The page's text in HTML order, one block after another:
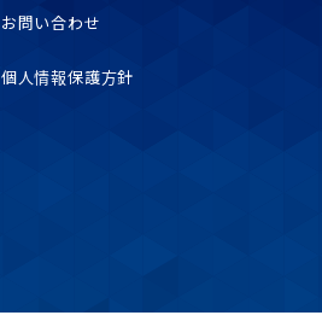
お問い合わせ
個人情報保護方針